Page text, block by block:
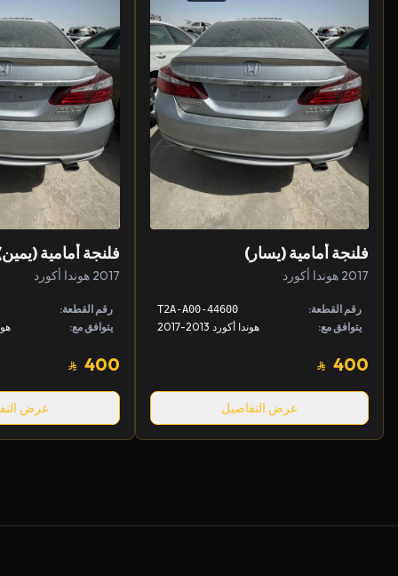
فلنجة أمامية (يسار)
2017 هوندا أكورد
رقم القطعة: 44600-T2A-A00
يتوافق مع: هوندا أكورد 2013-2017
400
عرض التفاصيل
فلنجة أمامية
2017 هوندا أكورد
رقم القطعة:
يتوافق مع:
400
عرض